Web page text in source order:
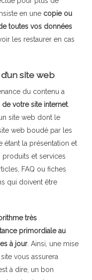
en unecopie ou
toutes vos données
les restaurer en cas
site web
du contenu a
votre site internet.
site web dont le
web boudé par les
étant la présentation et
et services
FAQ ou fiches
qui doivent être
très
primordiale au
à jour. Ainsi, une mise
vous assurera
à dire, un bon